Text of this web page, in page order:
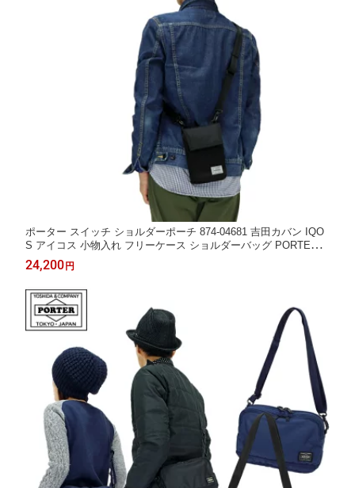
ポーター スイッチ ショルダーポーチ 874-04681 吉田カバン IQO
S アイコス 小物入れ フリーケース ショルダーバッグ PORTER
メンズ レディース
24,200円